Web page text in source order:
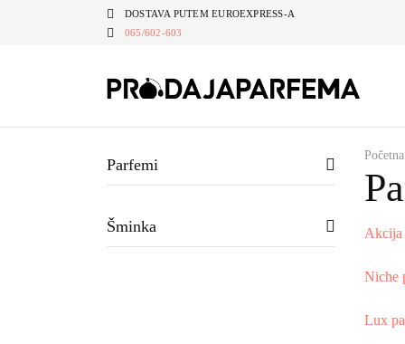
DOSTAVA PUTEM EUROEXPRESS-A
065/602-603
Parfemi
Šminka
Početna
Akcija
Niche
Lux